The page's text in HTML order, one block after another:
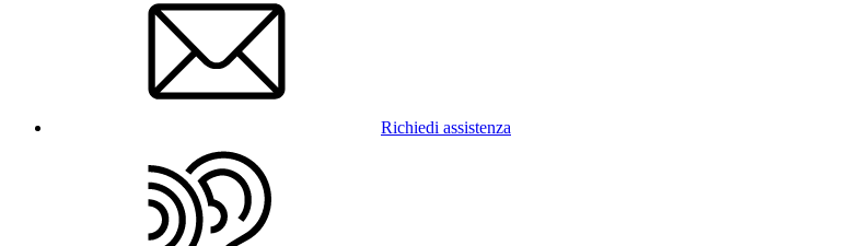
Richiedi assistenza